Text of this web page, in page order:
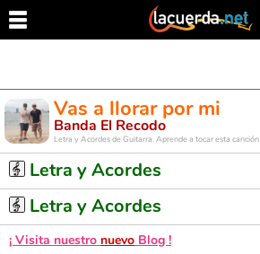
Vas a llorar por mi
Banda El Recodo
Letra y Acordes de Guitarra. Aprende a tocar esta canción
Letra y Acordes
Letra y Acordes
¡ Visita nuestro nuevo Blog !